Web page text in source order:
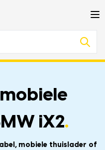
iX2.
mobiele thuislader of